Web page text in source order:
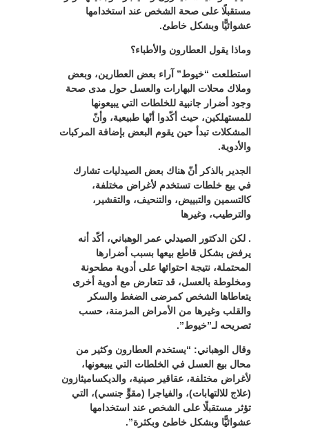
مستقبلًا على صحة الشخص عند استخدامها
عشوائيًّا وبشكل خاطئ.
وماذا يقول العطارون والأطباء؟
استطلعت “خيوط” آراء بعض العطارين، وبعض
وملاك محلات البهارات والعسل حول مدى صحة
وجود أضرار جانبية للخلطات التي يبيعونها
للمستهلكين، حيث أكّدوا أنّها طبيعية، وأنّ
المشكلات تبدأ حين يقوم البعض بإضافة المركبات
والأدوية.
الجدير بالذكر أنّ هناك بعض الصيدليات تشارك
في بيع خلطات تستخدم لأغراض مختلفة،
كالتسمين والتبييض، والتنحيف، والتقشير،
والترطيب، وغيرها
. لكن الدكتور الصيدلي عمر الوهباني، أكّد أنه
يرفض بشكل قاطع بيعها بسبب أضرارها
المحتملة، نتيجة احتوائها على أدوية مطحونة
ومخلوطة بالعسل، قد تتعارض مع أدوية أخرى
يتعاطاها الشخص كمرضى الضغط والسكر
والقلب وغيرها من الأمراض المزمنة، حسب
تصريحه لـ”خيوط”.
وقال الوهباني: “يستخدم العطارون وكثير من
محال بيع العسل في الخلطات التي يبيعونها،
لأغراض مختلفة، عقاقير صينية، والديكساميثازون
(علاج للالتهابات)، والفياجرا (مقوٍّ جنسي)، التي
تؤثر مستقبلًا على الشخص عند استخدامها
عشوائيًّا وبشكل خاطئ وبكثرة”.